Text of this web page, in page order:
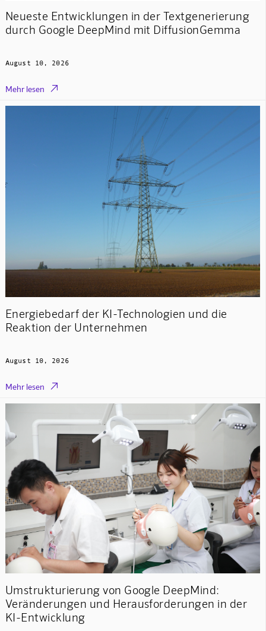
Neueste Entwicklungen in der Textgenerierung
durch Google DeepMind mit DiffusionGemma
August 10, 2026
Mehr lesen 
Energiebedarf der KI-Technologien und die
Reaktion der Unternehmen
August 10, 2026
Mehr lesen 
Umstrukturierung von Google DeepMind:
Veränderungen und Herausforderungen in der
KI-Entwicklung